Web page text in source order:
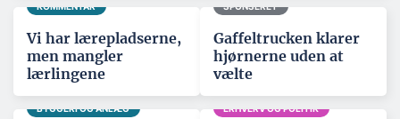
KOMMENTAR
Vi har lærepladserne,
men mangler
lærlingene
SPONSERET
Gaffeltrucken klarer
hjørnerne uden at
vælte
BYGGERI OG ANLÆG ERHVERV OG POLITIK